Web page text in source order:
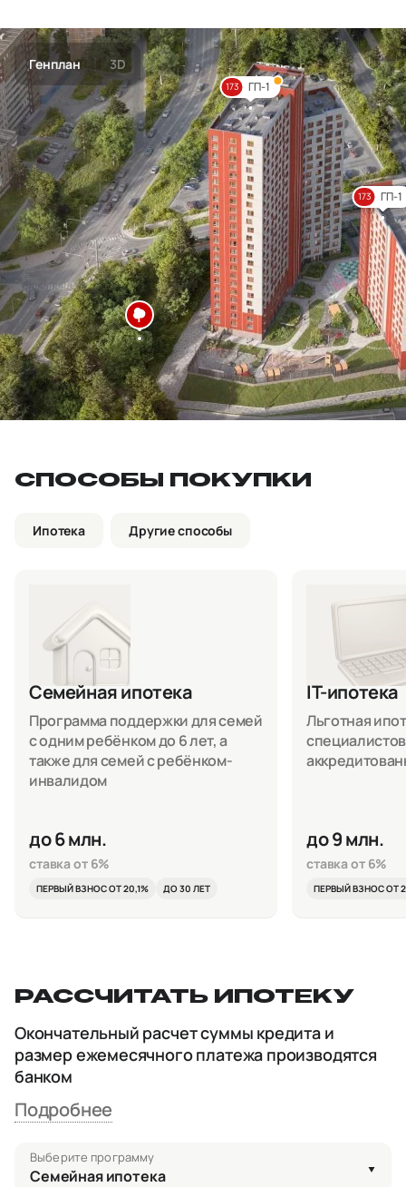
Генплан 3D
173 ГП-1
173 ГП-1
СПОСОБЫ ПОКУПКИ
Ипотека Другие способы
Семейная ипотека
Программа поддержки для семей
с одним ребёнком до 6 лет, а
также для семей с ребёнком-
инвалидом
до 6 млн.
ставка от 6%
ПЕРВЫЙ ВЗНОС ОТ 20,1% ДО 30 ЛЕТ
IT-ипотека
Льготная
до 9 млн.
ставка от 6%
ПЕРВЫЙ ВЗНОС ОТ
РАССЧИТАТЬ ИПОТЕКУ
Окончательный расчет суммы кредита и
размер ежемесячного платежа производятся
банком
Подробнее
Выберите программу
Семейная ипотека